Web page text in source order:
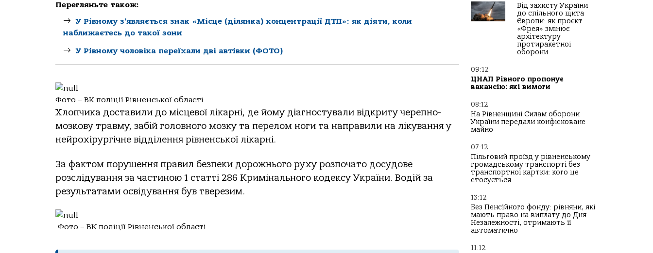
Перегляньте також:
У Рівному з’являється знак «Місце (ділянка) концентрації ДТП»: як діяти, коли
наближаєтесь до такої зони
У Рівному чоловіка переїхали дві автівки (ФОТО)
Фото – ВК поліції Рівненської області
Хлопчика доставили до місцевої лікарні, де йому діагностували відкриту черепно-
мозкову травму, забій головного мозку та перелом ноги та направили на лікування у
нейрохірургічне відділення рівненської лікарні.
За фактом порушення правил безпеки дорожнього руху розпочато досудове
розслідування за частиною 1 статті 286 Кримінального кодексу України. Водій за
результатами освідування був тверезим.
Фото – ВК поліції Рівненської області
Від захисту України
до спільного щита
Європи: як проєкт
«Фрея» змінює
архітектуру
протиракетної
оборони
09:12
ЦНАП Рівного пропонує
вакансію: які вимоги
08:12
На Рівненщині Силам оборони
України передали конфісковане
майно
07:12
Пільговий проїзд у рівненському
громадському транспорті без
транспортної картки: кого це
стосується
13:12
Без Пенсійного фонду: рівняни, які
мають право на виплату до Дня
Незалежності, отримають її
автоматично
11:12